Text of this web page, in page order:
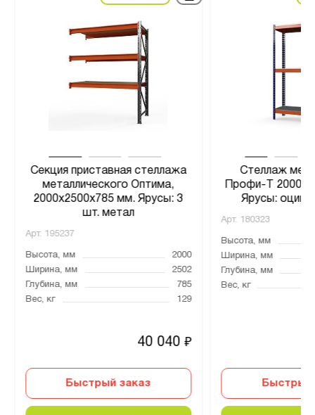
Секция приставная стеллажа
металлического Оптима,
2000x2500x785 мм. Ярусы: 3
шт. метал
Арт. 195237
Высота, мм
2000
Ширина, мм
2502
Глубина, мм
785
Вес, кг
129
40 040₽
Быстрый заказ
Стеллаж
Профи-Т
Ярусы:
Арт. 180323
Высота, мм
Ширина, мм
Глубина, мм
Вес, кг
Быстрый